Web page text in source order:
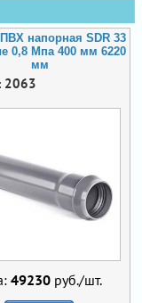
напорная SDR 33
0,8 Мпа 400 мм 6220
мм
2063
49230 руб./шт.